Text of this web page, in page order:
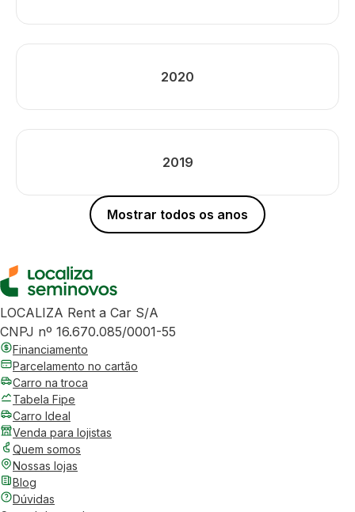
2020
2019
Mostrar todos os anos
LOCALIZA Rent a Car S/A
CNPJ nº 16.670.085/0001-55
Financiamento
Parcelamento no cartão
Carro na troca
Tabela Fipe
Carro Ideal
Venda para lojistas
Quem somos
Nossas lojas
Blog
Dúvidas